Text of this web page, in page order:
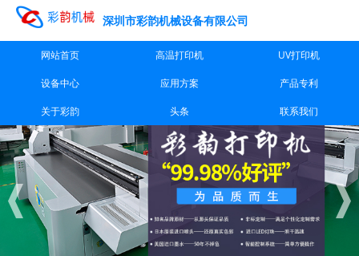
深圳市彩韵机械设备有限公司
网站首页 高温打印机 UV打印机
设备中心 应用方案 产品专利
关于彩韵 头条 联系我们